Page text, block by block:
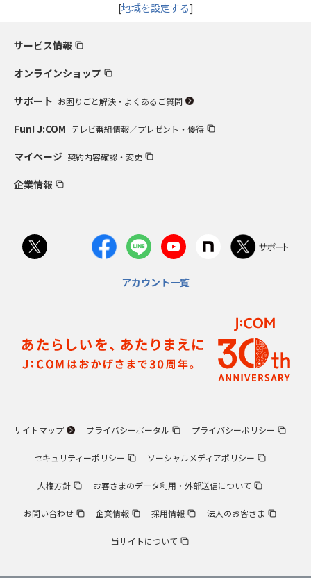
[地域を設定する]
サービス情報
オンラインショップ
サポート お困りごと解決・よくあるご質問
Fun! J:COM テレビ番組情報／プレゼント・優待
マイページ 契約内容確認・変更
企業情報
アカウント一覧
サイトマップ プライバシーポータル プライバシーポリシー
セキュリティーポリシー ソーシャルメディアポリシー
人権方針 お客さまのデータ利用・外部送信について
お問い合わせ 企業情報 採用情報 法人のお客さま
当サイトについて